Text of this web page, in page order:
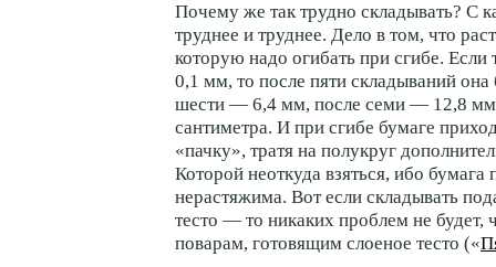
Почему же так трудно складывать? С
труднее и труднее. Дело в том, что
которую надо огибать при сгибе. Если
0,1 мм, то после пяти складываний
шести — 6,4 мм, после семи — 12,8 мм,
сантиметра. И при сгибе бумаге
«пачку», тратя на полукруг
Которой неоткуда взяться, ибо бумага
нерастяжима. Вот если складывать
тесто — то никаких проблем не будет,
поварам, готовящим слоеное тесто («